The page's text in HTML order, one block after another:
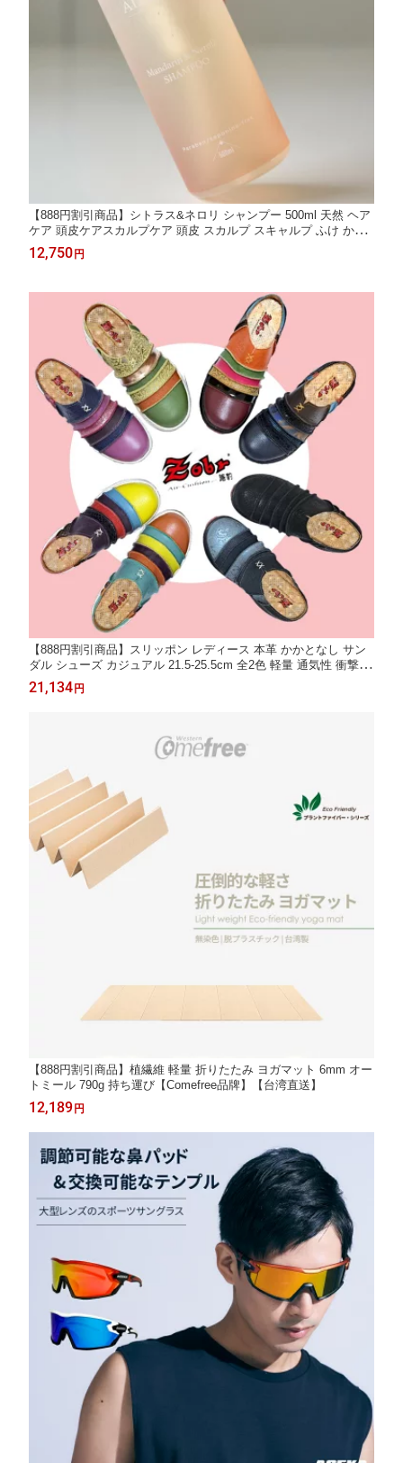
【888円割引商品】シトラス&ネロリ シャンプー 500ml 天然 ヘア
ケア 頭皮ケアスカルプケア 頭皮 スカルプ スキャルプ ふけ かゆ
み 皮脂 クレンジング 本体【敏感頭皮專科詩依棠】【台湾直送】
【送料無料】
12,750 円
【888円割引商品】スリッポン レディース 本革 かかとなし サン
ダル シューズ カジュアル 21.5-25.5cm 全2色 軽量 通気性 衝撃吸
収 痛くない 柔らかい 疲れない【ZOBR路豹】【台湾直送】【送
料無料】
21,134 円
【888円割引商品】植繊維 軽量 折りたたみ ヨガマット 6mm オー
トミール 790g 持ち運び【Comefree品牌】【台湾直送】
12,189 円